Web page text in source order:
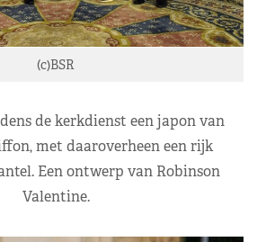
(c)BSR
de kerkdienst een japon van
met daaroverheen een rijk
Een ontwerp van Robinson
Valentine.